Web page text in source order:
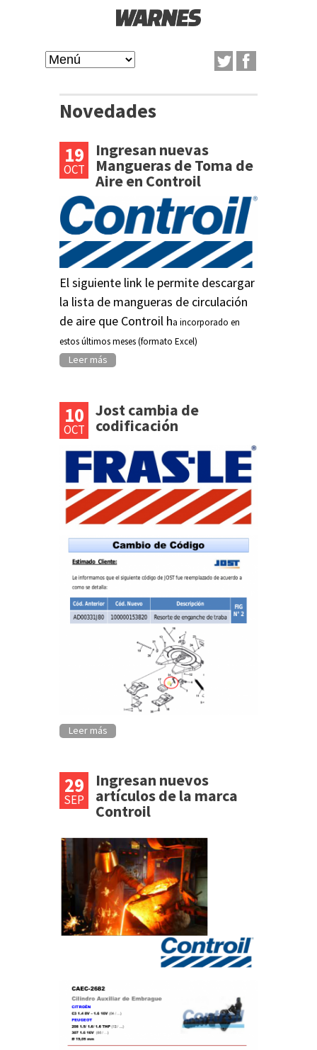
contenido
W
Novedades
19
OCT
Ingresan nuevas
Mangueras de Toma de
Aire en Controil
El siguiente link le permite descargar
la lista de mangueras de circulación
de aire que Controil ha incorporado en
estos últimos meses (formato Excel)
Leer más
10
OCT
Jost cambia de
codificación
Leer más
29
SEP
Ingresan nuevos
artículos de la marca
Controil
P
g
i
n
a
s